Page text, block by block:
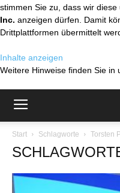
stimmen Sie zu, dass wir
Inc. anzeigen dürfen. Damit
Drittplattformen übermittelt
Inhalte anzeigen
Weitere Hinweise finden Sie in
Start Schlagworte Torsten